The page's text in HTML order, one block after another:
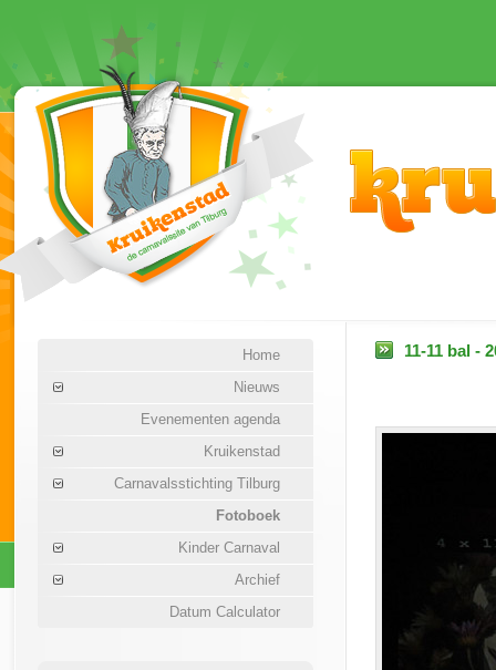
Home
Nieuws
Evenementen agenda
Kruikenstad
Carnavalsstichting Tilburg
Fotoboek
Kinder Carnaval
Archief
Datum Calculator
11-11 bal -